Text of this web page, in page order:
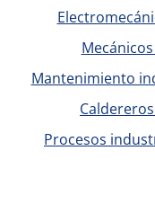
Mantenimiento
Procesos